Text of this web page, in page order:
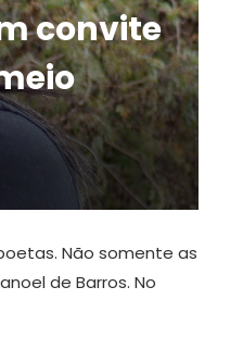
convite
Não somente as
de Barros. No